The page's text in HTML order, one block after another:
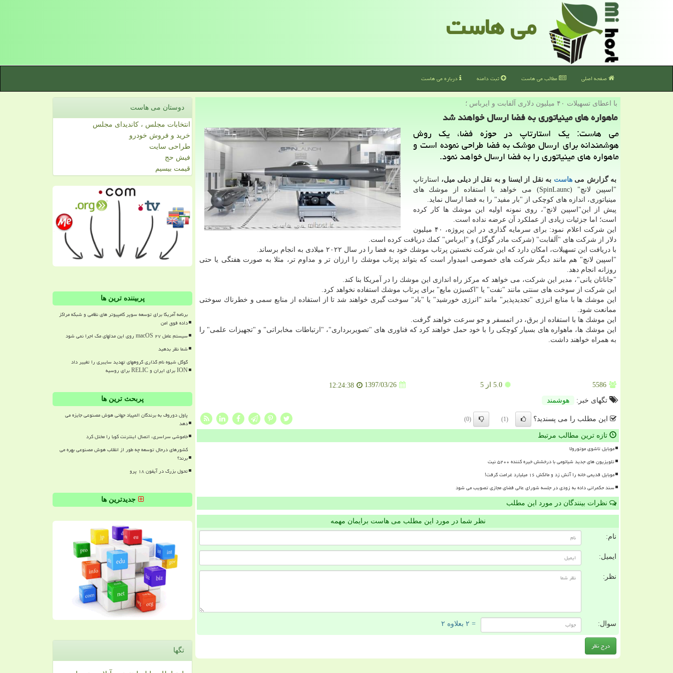
می هاست
صفحه اصلی مطالب می هاست ثبت دامنه درباره می هاست
با اعطای تسهیلات ۴۰ میلیون دلاری آلفابت و ایرباس ؛
ماهواره های مینیاتوری به فضا ارسال خواهند شد
می هاست: یك استارتاپ در حوزه فضا، یك روش
هوشمندانه برای ارسال موشك به فضا طراحی نموده است و
ماهواره های مینیاتوری را به فضا ارسال خواهد نمود.
به گزارش میهاست به نقل از ایسنا و به نقل از دیلی میل،
استارتاپ
"اسپین لانچ" (SpinLaunc) می خواهد با استفاده از موشك های
مینیاتوری، اندازه های كوچكی از "بار مفید" را به فضا ارسال نماید.
پیش از این"اسپین لانچ"، روی نمونه اولیه این موشك ها كار كرده
است؛ اما جزئیات زیادی از عملكرد آن عرضه نداده است.
این شركت اعلام نمود: برای سرمایه گذاری در این پروژه، ۴۰ میلیون
دلار از شركت های "آلفابت" (شركت مادر گوگل) و "ایرباس" كمك دریافت كرده است.
با دریافت این تسهیلات، امكان دارد كه این شركت نخستین پرتاب موشك خود به فضا را در سال ۲۰۲۲ میلادی به انجام برساند.
"اسپین لانچ" هم مانند دیگر شركت های خصوصی امیدوار است كه بتواند پرتاب موشك را ارزان تر و مداوم تر، مثلا به صورت هفتگی یا حتی
روزانه انجام دهد.
"جاناتان یانی"، مدیر این شركت، می خواهد كه مركز راه اندازی این موشك را در آمریكا بنا كند.
این شركت از سوخت های سنتی مانند "نفت" یا "اكسیژن مایع" برای پرتاب موشك استفاده نخواهد كرد.
این موشك ها با منابع انرژی "تجدیدپذیر" مانند "انرژی خورشید" یا "باد" سوخت گیری خواهند شد تا از استفاده از منابع سمی و خطرناك سوختی
ممانعت شود.
این موشك ها با استفاده از برق، در اتمسفر و جو سرعت خواهند گرفت.
این موشك ها، ماهواره های بسیار كوچكی را با خود حمل خواهند كرد كه فناوری های "تصویربرداری"، "ارتباطات مخابراتی" و "تجهیزات علمی" را
به همراه خواهند داشت.
5586
5.0از 5 1397/03/26
12:24:38
تگهای خبر:
هوشمند
این مطلب را می پسندید؟ (1)
(0)
تازه ترین مطالب مرتبط
موبایل تاشوی موتورولا
تلویزیون های جدید شیائومی با درخشش خیره کننده ۵۲۰۰ نیت
موبایل قدیمی خانه را آتش زد و مالکش ۱۶ میلیارد غرامت گرفت!
سند حکمرانی داده به زودی در جلسه شورای عالی فضای مجازی تصویب می شود
نظرات بینندگان در مورد این مطلب
نظر شما در مورد این مطلب می هاست برایمان مهمه
نام:
ایمیل:
نظر:
سوال: = ۲ بعلاوه ۲
دوستان می هاست
انتخابات مجلس ، کاندیدای مجلس
خرید و فروش خودرو
طراحی سایت
فیش حج
قیمت بیسیم
پربیننده ترین ها
برنامه آمریکا برای توسعه سوپر کامپیوتر های نظامی و شبکه مراکز
داده فوق امن
سیستم عامل macOS ۲۷ روی این مدلهای مک اجرا نمی شود
شما نظر بدهید
گوگل شیوه نام گذاری گروههای تهدید سایبری را تغییر داد
ION برای ایران و RELIC برای روسیه
پربحث ترین ها
پاول دوروف به برندگان المپیاد جهانی هوش مصنوعی جایزه می
دهد
خاموشی سراسری، اتصال اینترنت کوبا را مختل کرد
کشورهای درحال توسعه چه طور از انقلاب هوش مصنوعی بهره می
برند؟
تحول بزرگ در آیفون ۱۸ پرو
جدیدترین ها
تگها